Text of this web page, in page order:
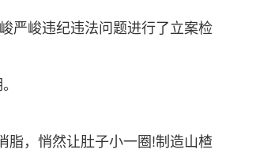
严峻违纪违法问题进行了立案检
，悄然让肚子小一圈!制造山楂